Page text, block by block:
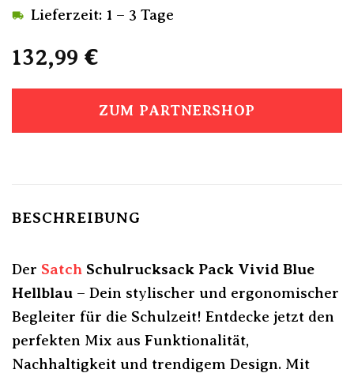
132,99 €
Lieferzeit: 1 – 3 Tage
ZUM PARTNERSHOP
BESCHREIBUNG
Der Satch Schulrucksack Pack Vivid Blue
Hellblau – Dein stylischer und ergonomischer
Begleiter für die Schulzeit! Entdecke jetzt den
perfekten Mix aus Funktionalität,
Nachhaltigkeit und trendigem Design. Mit